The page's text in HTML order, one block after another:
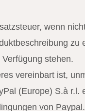
wenn
zu
stehen.
vereinbart ist,
(Europe) S.à r.l.
von